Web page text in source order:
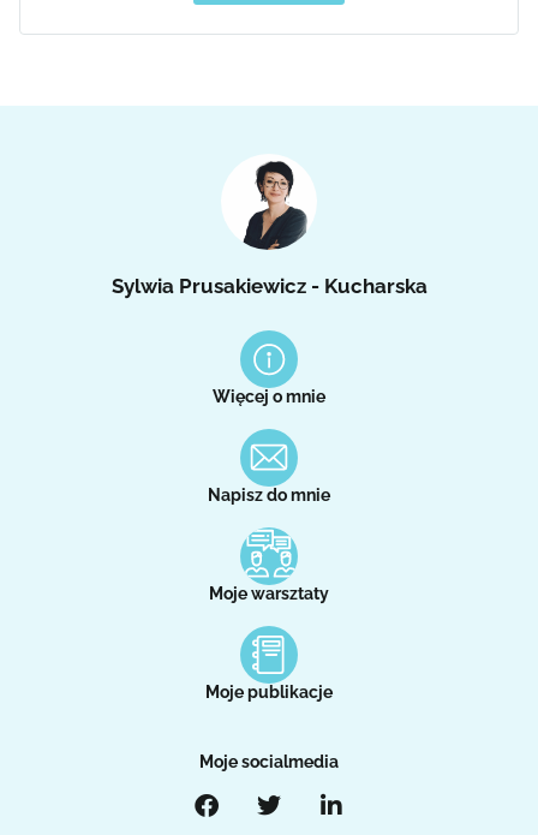
Sylwia Prusakiewicz - Kucharska
Więcej o mnie
Napisz do mnie
Moje warsztaty
Moje publikacje
Moje socialmedia